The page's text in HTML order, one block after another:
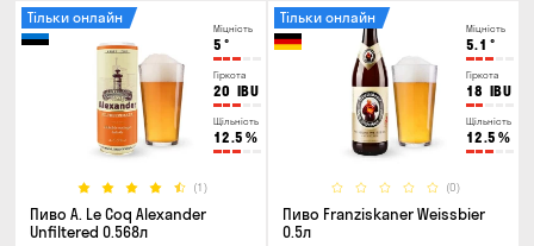
Міцність
5 °
Гіркота
20 IBU
Щільність
12.5 %
(1)
Тільки онлайн
Пиво A. Le Coq Alexander
Unfiltered 0.568л
Міцність
5.1 °
Гіркота
18 IBU
Щільність
12.5 %
(0)
Тільки онлайн
Пиво Franziskaner Weissbier
0.5л